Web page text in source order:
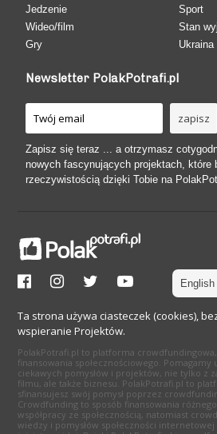
Jedzenie
Wideo/film
Gry
Sport
Stan
Ukraina
Newsletter PolakPotrafi.pl
Zapisz się teraz ... a otrzymasz
nowych fascynujących projektach, które
rzeczywistością dzięki Tobie na
Ta strona używa ciasteczek (cookies),
wspieranie Projektów.
PolakPotrafi.pl to platforma
finansowania społecznościowego. Pomagamy
ciekawych pomysłów i projektów, nie tylko z
filmu, ale także biznesu. PolakPotrafi.pl to
sfinansujesz swój pomysł poprzez
Crowdfunding to sposób finansowania
współpracy ze społecznością, natomiast
wiedzy i pomysłów społeczności internetowej